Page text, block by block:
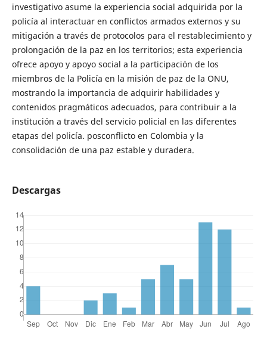
investigativo asume la experiencia social adquirida por la
policía al interactuar en conflictos armados externos y su
mitigación a través de protocolos para el restablecimiento y
prolongación de la paz en los territorios; esta experiencia
ofrece apoyo y apoyo social a la participación de los
miembros de la Policía en la misión de paz de la ONU,
mostrando la importancia de adquirir habilidades y
contenidos pragmáticos adecuados, para contribuir a la
institución a través del servicio policial en las diferentes
etapas del policía. posconflicto en Colombia y la
consolidación de una paz estable y duradera.
Descargas